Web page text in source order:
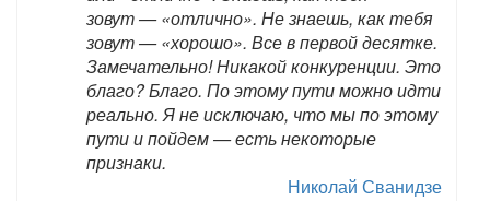
зовут — «отлично». Не знаешь, как тебя
зовут — «хорошо». Все в первой десятке.
Замечательно! Никакой конкуренции. Это
благо? Благо. По этому пути можно идти
реально. Я не исключаю, что мы по этому
пути и пойдем — есть некоторые
признаки.
Николай Сванидзе